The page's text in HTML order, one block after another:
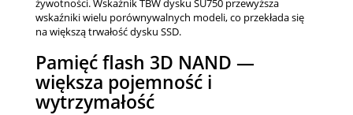
żywotności. Wskaźnik TBW dysku SU750 przewyższa
wskaźniki wielu porównywalnych modeli, co przekłada się
na większą trwałość dysku SSD.
Pamięć flash 3D NAND —
większa pojemność i
wytrzymałość